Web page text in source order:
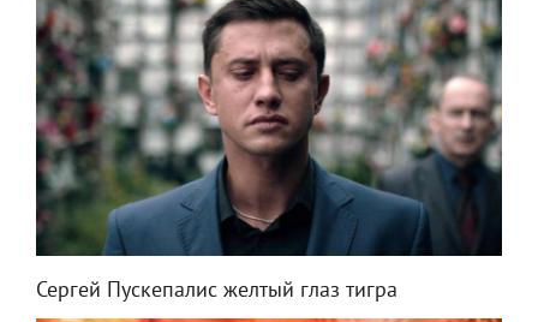
Сергей Пускепалис желтый глаз тигра